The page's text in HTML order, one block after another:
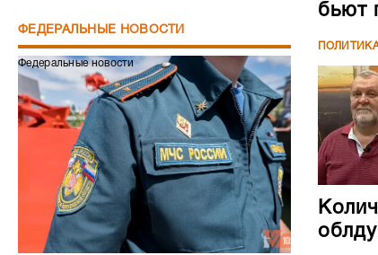
Сапёры МЧС получили статус ветеранов
Федеральные новости
ПОЛИТИКА